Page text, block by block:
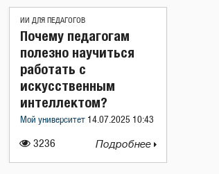
ИИ ДЛЯ ПЕДАГОГОВ
3236
Почему педагогам
полезно научиться
работать с
искусственным
интеллектом?
Мой университет 14.07.2025 10:43
Подробнее